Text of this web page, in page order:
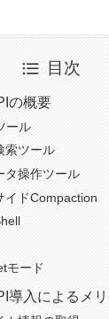
目次
の概要
ール
索ツール
タ操作ツール
イドCompaction
モード
導入によるメリ